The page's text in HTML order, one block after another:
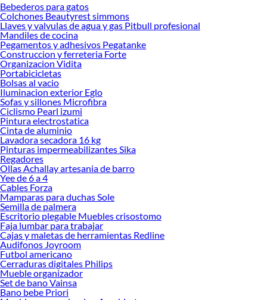
Bebederos para gatos
Colchones Beautyrest simmons
Llaves y valvulas de agua y gas Pitbull profesional
Mandiles de cocina
Pegamentos y adhesivos Pegatanke
Construccion y ferreteria Forte
Organizacion Vidita
Portabicicletas
Bolsas al vacio
Iluminacion exterior Eglo
Sofas y sillones Microfibra
Ciclismo Pearl izumi
Pintura electrostatica
Cinta de aluminio
Lavadora secadora 16 kg
Pinturas impermeabilizantes Sika
Regadores
Ollas Achallay artesania de barro
Yee de 6 a 4
Cables Forza
Mamparas para duchas Sole
Semilla de palmera
Escritorio plegable Muebles crisostomo
Faja lumbar para trabajar
Cajas y maletas de herramientas Redline
Audifonos Joyroom
Futbol americano
Cerraduras digitales Philips
Mueble organizador
Set de bano Vainsa
Bano bebe Priori